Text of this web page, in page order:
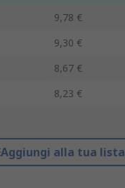
9,78 €
9,30 €
8,67 €
8,23 €
Aggiungi alla tua lista